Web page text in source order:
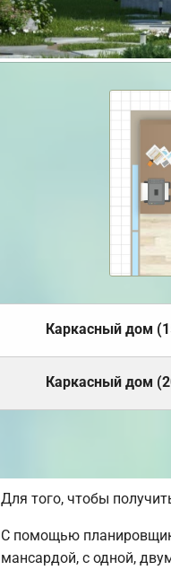
Каркасный дом
Каркасный дом
Для того, чтобы
С помощью
мансардой, с одной,